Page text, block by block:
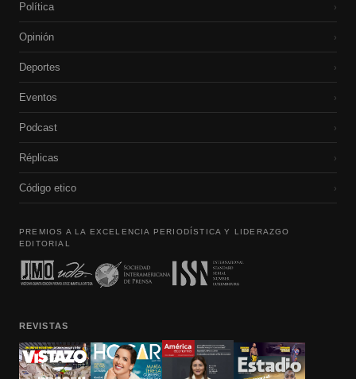
Política ›
Opinión ›
Deportes ›
Eventos ›
Podcast ›
Réplicas ›
Código etico ›
PREMIOS A LA EXCELENCIA PERIODÍSTICA Y LIDERAZGO
EDITORIAL
REVISTAS